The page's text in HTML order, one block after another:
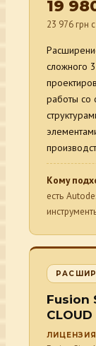
19
23 976 грн
сложного
работы со
Кому
есть
Fusion
CLOUD
ЛИЦЕНЗИЯ